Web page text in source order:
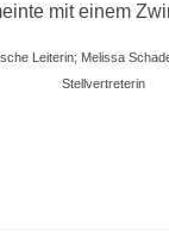
mit einem
Leiterin; Melissa
Stellvertreterin